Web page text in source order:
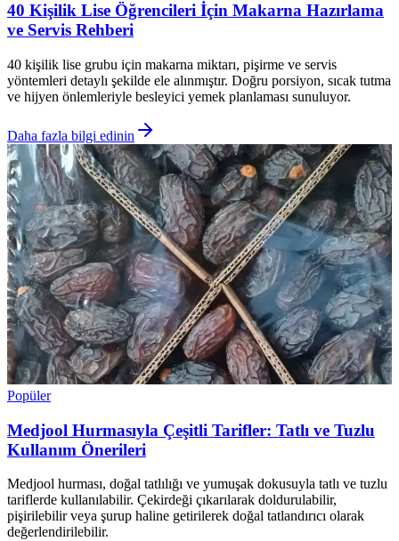
40 Kişilik Lise Öğrencileri İçin Makarna Hazırlama
ve Servis Rehberi
40 kişilik lise grubu için makarna miktarı, pişirme ve servis
yöntemleri detaylı şekilde ele alınmıştır. Doğru porsiyon, sıcak tutma
ve hijyen önlemleriyle besleyici yemek planlaması sunuluyor.
Daha fazla bilgi edinin
Popüler
Medjool Hurmasıyla Çeşitli Tarifler: Tatlı ve Tuzlu
Kullanım Önerileri
Medjool hurması, doğal tatlılığı ve yumuşak dokusuyla tatlı ve tuzlu
tariflerde kullanılabilir. Çekirdeği çıkarılarak doldurulabilir,
pişirilebilir veya şurup haline getirilerek doğal tatlandırıcı olarak
değerlendirilebilir.